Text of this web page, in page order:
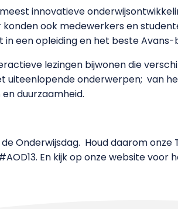
innovatieve
ook medewerkers en
in een opleiding en het beste
lezingen bijwonen die
uiteenlopende onderwerpen; van
duurzaamheid.
Onderwijsdag. Houd daarom
En kijk op onze website voor